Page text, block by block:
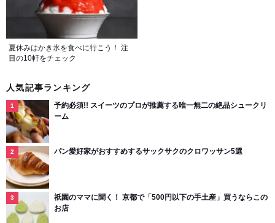
夏休みはかき氷を食べに行こう！ 注
目の10軒をチェック
人気記事ランキング
予約必須!! スイーツのプロが推薦する唯一無二の絶品シュークリ
ーム
パン愛好家がおすすめするサックサクのクロワッサン5選
祇園のママに聞く！ 京都で「500円以下の手土産」買うならこの
お店